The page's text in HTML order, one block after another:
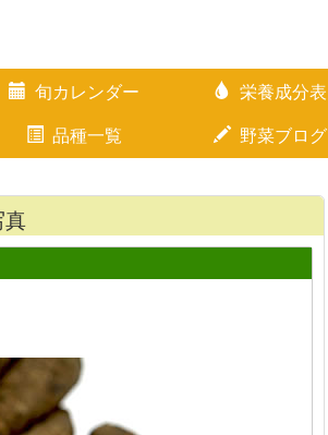
旬カレンダー 栄養成分表
品種一覧 野菜ブログ
真